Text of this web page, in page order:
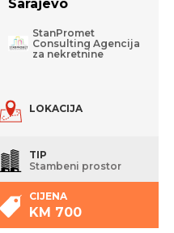
Sarajevo
StanPromet
Consulting Agencija
za nekretnine
LOKACIJA
TIP
Stambeni prostor
CIJENA
KM 700